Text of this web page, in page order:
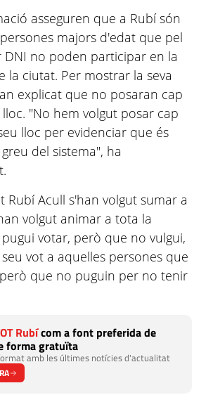
asseguren que a Rubí són
majors d'edat que pel
no poden participar en la
la ciutat. Per mostrar la seva
explicat que no posaran cap
"No hem volgut posar cap
lloc per evidenciar que és
del sistema", ha
Rubí Acull s'han volgut sumar a
volgut animar a tota la
votar, però que no vulgui,
vot a aquelles persones que
que no puguin per no tenir
Rubícom a font preferida de
forma gratuïta
amb les últimes notícies d'actualitat